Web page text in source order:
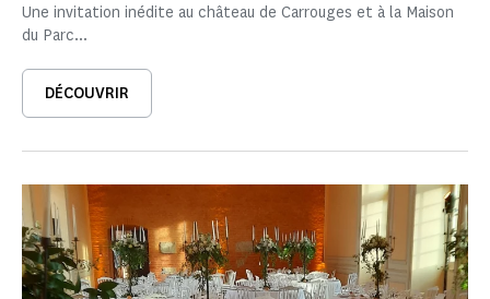
Une invitation inédite au château de Carrouges et à la Maison
du Parc...
DÉCOUVRIR